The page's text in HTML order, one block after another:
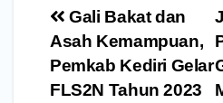
Navigasi
pos
Gali Bakat dan
Asah Kemampuan,
Pemkab Kediri Gelar
FLS2N Tahun 2023